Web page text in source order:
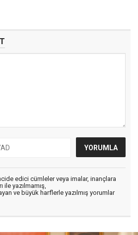
edici cümleler veya imalar, inançlara
ile yazılmamış,
ve büyük harflerle yazılmış yorumlar